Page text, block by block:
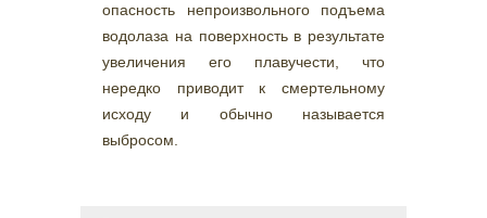
опасность непроизвольного подъема
водолаза на поверхность в результате
увеличения его плавучести, что
нередко приводит к смертельному
исходу и обычно называется
выбросом.